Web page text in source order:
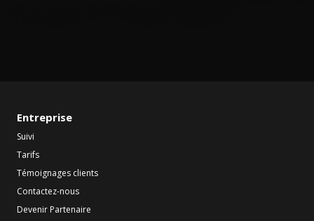
Entreprise
Suivi
Tarifs
Témoignages clients
Contactez-nous
Devenir Partenaire